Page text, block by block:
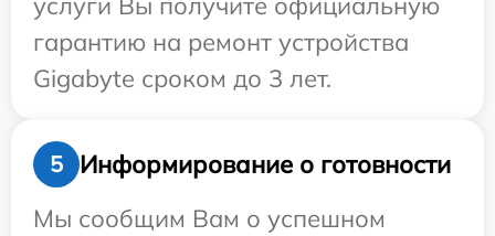
гарантию на ремонт устройства
Gigabyte сроком до 3 лет.
5
Информирование о готовности
Мы сообщим Вам о успешном